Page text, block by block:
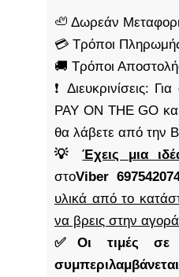
🦥 Δωρεάν
💳 Τρόποι
🚚 Τρόποι
❗ Διευκρινίσεις:
PAY ON THE GO
θα λάβετε από την
💡Έχεις μια
στοViber
υλικά από το
να βρεις στην
✅Οι τιμές σε